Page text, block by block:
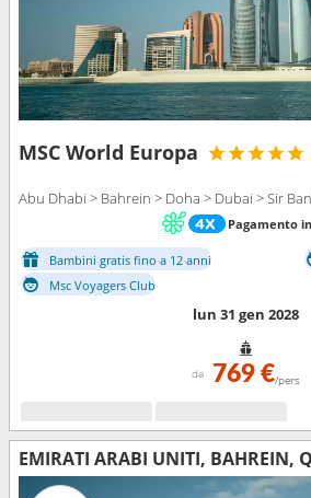
MSC World Europa
Abu Dhabi > Bahrein > Doha > Dubai > Sir
Pagamento
Bambini gratis fino a 12 anni
Msc Voyagers Club
lun 31 gen 2028
da 769 €/pers
EMIRATI ARABI UNITI, BAHREIN,